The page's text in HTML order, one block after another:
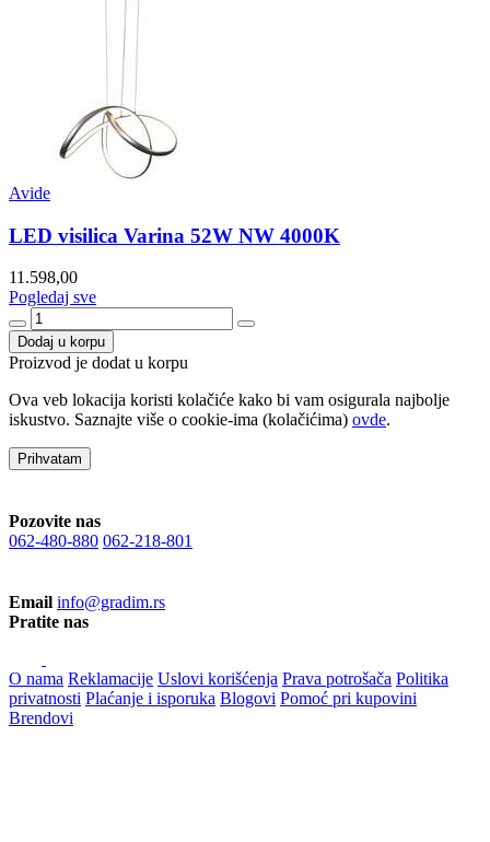
Avide
LED visilica Varina 52W NW 4000K
11.598,00
Pogledaj sve
Dodaj u korpu
Proizvod je dodat u korpu
Ova veb lokacija koristi kolačiće kako bi vam osigurala najbolje
iskustvo. Saznajte više o cookie-ima (kolačićima) ovde.
Prihvatam
Pozovite nas
062-480-880 062-218-801
Email info@gradim.rs
Pratite nas
O nama Reklamacije Uslovi korišćenja Prava potrošača Politika
privatnosti Plaćanje i isporuka Blogovi Pomoć pri kupovini
Brendovi